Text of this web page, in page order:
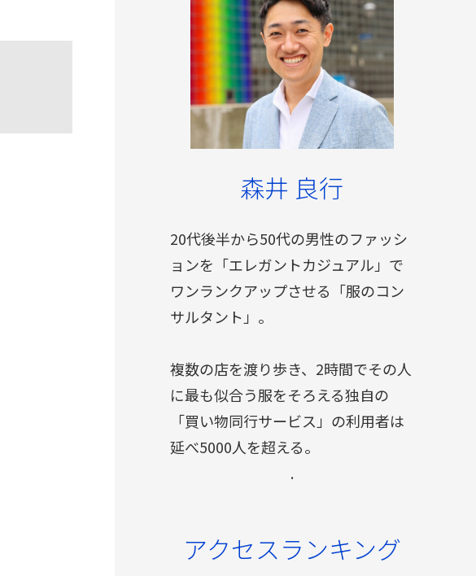
森井 良行
20代後半から50代の男性のファッシ
ョンを「エレガントカジュアル」で
ワンランクアップさせる「服のコン
サルタント」。
複数の店を渡り歩き、2時間でその人
に最も似合う服をそろえる独自の
「買い物同行サービス」の利用者は
延べ5000人を超える。
.
アクセスランキング